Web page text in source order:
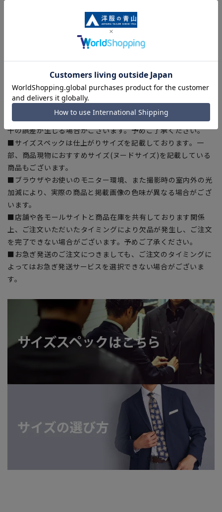
【シルエット】《標準》 (当社比)
ある場合がございますので、予めご了承ください。
■ゆとり感には個人差があります。サイズ表を確認の上、ご購
入の目安としてご利用ください。
■生地や仕様・デザインにより、着用感や実際のサイズ表に若
干の誤差が生じる場合がございます。予めご了承ください。
■サイズスペックは仕上がりサイズを記載しております。一
部、商品現物におすすめサイズ(ヌードサイズ)を記載している
商品もございます。
■ブラウザやお使いのモニター環境、また撮影時の室内外の光
加減により、実際の商品と掲載画像の色味が異なる場合がござ
います。
■店舗や各モールサイトと商品在庫を共有しております関係
上、ご注文いただいたタイミングにより欠品が発生し、ご注文
を完了できない場合がございます。予めご了承ください。
■お急ぎ発送のご注文につきましても、ご注文のタイミングに
よってはお急ぎ発送サービスを選択できない場合がございま
す。